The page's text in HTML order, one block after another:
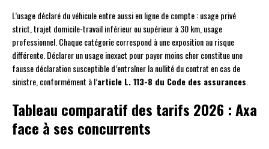
L’usage déclaré du véhicule entre aussi en ligne de compte : usage privé
strict, trajet domicile-travail inférieur ou supérieur à 30 km, usage
professionnel. Chaque catégorie correspond à une exposition au risque
différente. Déclarer un usage inexact pour payer moins cher constitue une
fausse déclaration susceptible d’entraîner la nullité du contrat en cas de
sinistre, conformément à l’article L. 113-8 du Code des assurances.
Tableau comparatif des tarifs 2026 : Axa
face à ses concurrents